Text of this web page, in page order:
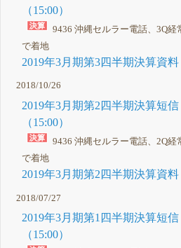
（15:00）
9436 沖縄セルラー電話、3Q経
で着地
2019年3月期第3四半期決算資料
2018/10/26
2019年3月期第2四半期決算短
（15:00）
9436 沖縄セルラー電話、2Q経
で着地
2019年3月期第2四半期決算資料
2018/07/27
2019年3月期第1四半期決算短
（15:00）